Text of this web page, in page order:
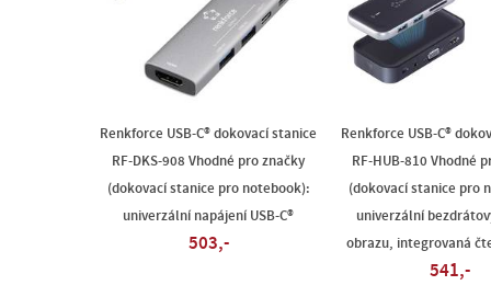
Renkforce USB-C® dokovací stanice
RF-DKS-908 Vhodné pro značky
(dokovací stanice pro notebook):
univerzální napájení USB-C®
503,-
Renkforce USB-C®
RF-HUB-810 Vhodné
(dokovací stanice pro
univerzální
obrazu, integrovaná
541,-